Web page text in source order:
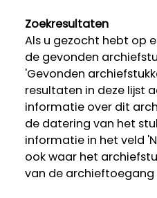
Zoekresultaten
Als u gezocht hebt op
de gevonden
'Gevonden
resultaten in deze lijst
informatie over dit
de datering van het
informatie in het veld
ook waar het
van de archieftoegang